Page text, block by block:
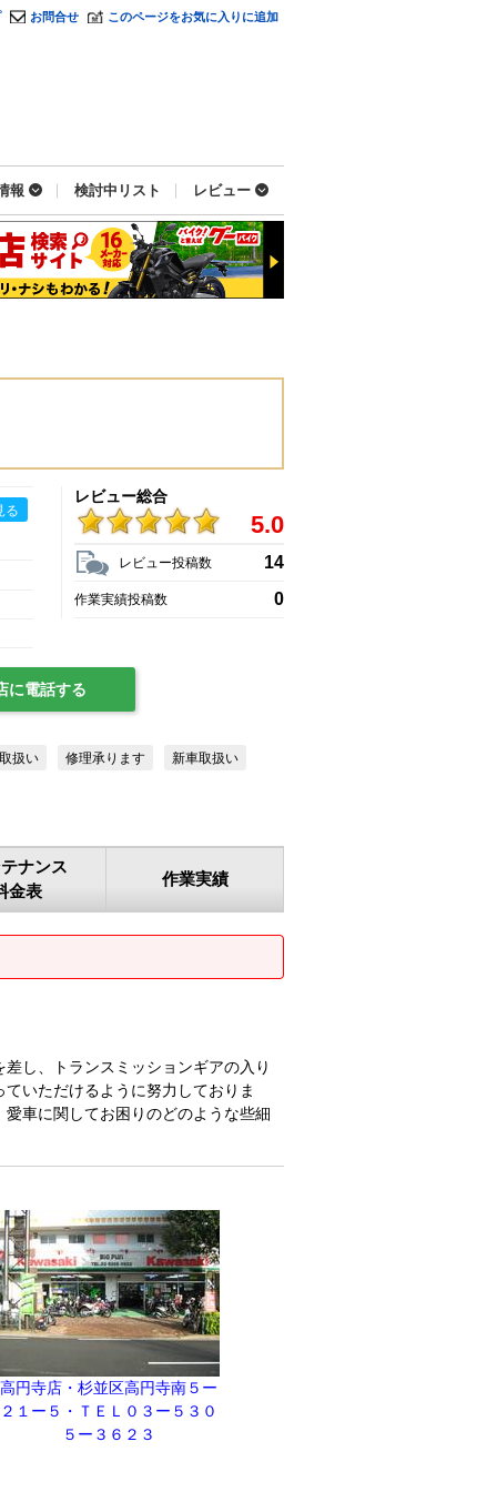
お問合せ このページをお気に入りに追加
報 検討中リスト レビュー
る
レビュー総合
5.0
レビュー投稿数 14
作業実績投稿数 0
に電話する
扱い 修理承ります 新車取扱い
ナンス
金表
作業実績
し、トランスミッションギアの入り
いただけるように努力しておりま
車に関してお困りのどのような些細
高円寺店・杉並区高円寺南５ー
２１ー５・ＴＥＬ０３ー５３０
５ー３６２３